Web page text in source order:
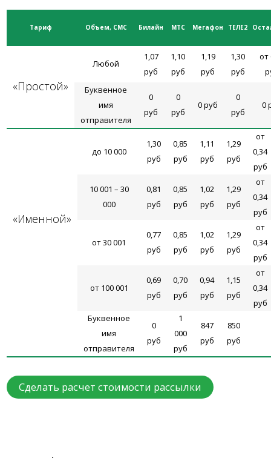
Тариф Объем, СМС Билайн МТС Мегафон ТЕЛЕ2
«Простой»
Любой
1,07
руб
1,10
руб
1,19
руб
1,30
руб
от
Буквенное
имя
отправителя
0
руб
0
руб
0 руб
0
руб
0
«Именной»
до 10 000
1,30
руб
0,85
руб
1,11
руб
1,29
руб
от
0,34
руб
10 001 – 30
000
0,81
руб
0,85
руб
1,02
руб
1,29
руб
от
0,34
руб
от 30 001
0,77
руб
0,85
руб
1,02
руб
1,29
руб
от
0,34
руб
от 100 001
0,69
руб
0,70
руб
0,94
руб
1,15
руб
от
0,34
руб
Буквенное
имя
отправителя
0
руб
1
000
руб
847
руб
850
руб
Сделать расчет стоимости рассылки